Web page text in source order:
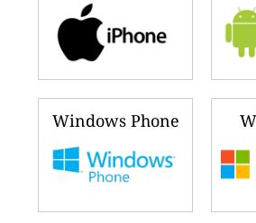
Windows Phone